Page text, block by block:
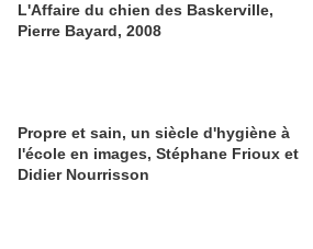
L'Affaire du chien des Baskerville,
Pierre Bayard, 2008
Propre et sain, un siècle d'hygiène à
l'école en images, Stéphane Frioux et
Didier Nourrisson